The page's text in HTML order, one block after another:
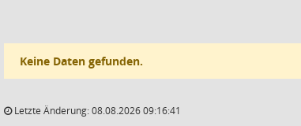
Keine Daten gefunden.
Letzte Änderung: 08.08.2026 09:16:41